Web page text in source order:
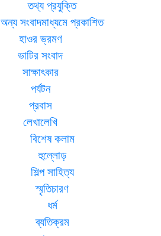
তথ্য প্রযুক্তি
অন্য সংবাদমাধ্যমে প্রকাশিত
হাওর ভ্রমণ
ভাটির সংবাদ
সাক্ষাৎকার
পর্যটন
প্রবাস
লেখালেখি
বিশেষ কলাম
হুল্লোড়
শিল্প সাহিত্য
স্মৃতিচারণ
ধর্ম
ব্যতিক্রম